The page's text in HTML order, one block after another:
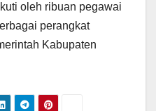
oleh ribuan pegawai
perangkat
Kabupaten